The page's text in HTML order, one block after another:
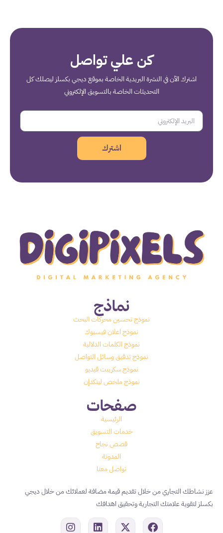
كن علي تواصل
اشترك الآن في النشرة البريدية الخاصة بموقع ديجي بكسلز ليصلك كل
التحديثات الخاصة بالتسويق الإلكتروني
اشترك
نماذج
نموذج تحسين محركات البحث
نموذج اعلان فيسبوك
نموذج الكلمات الدلالية
نموذج تدقيق وسائل التواصل
نموذج سكريبت فيديو
نموذج ملخص لينكدإن
صفحات
الرئيسية
خدمات التسويق
قصص نجاح
المدونة
تواصل معنا
عزز نشاطك التجاري من خلال تقديم قيمة مضافة لعملائك من خلال ديجي
بكسلز لتقوية علامتك التجارية وتحقيق اهدافك